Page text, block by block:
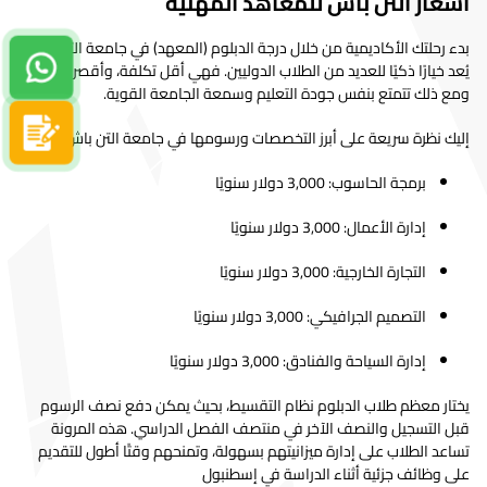
الكبيرة
إدارة أعمال التركية 5,865.00$
5,571.75$
هندسة
الكهرباء و
الحاسوب
الإنجليزية 5,865.00$
5,571.75$
تصميم أزياء التركية 5,865.00$
المالي
التركية 5,865.00$
علم الأنسجة
التركية 5,865.00$
وإدارة
البيانات
الكبيرة
التركية 5,865.00$
تكنولوجيا
المعلومات
التركية 5,865.00$
5,571.75$
بدء رحلتك الأكاديمية من خلال درجة الدبلوم (المعهد) في جامعة التن باش
يُعد خيارًا ذكيًا للعديد من الطلاب الدوليين. فهي أقل تكلفة، وأقصر مدة،
ومع ذلك تتمتع بنفس جودة التعليم وسمعة الجامعة القوية.
إليك نظرة سريعة على أبرز التخصصات ورسومها في جامعة التن باش:
برمجة الحاسوب: 3,000 دولار سنويًا
إدارة الأعمال: 3,000 دولار سنويًا
التجارة الخارجية: 3,000 دولار سنويًا
التصميم الجرافيكي: 3,000 دولار سنويًا
إدارة السياحة والفنادق: 3,000 دولار سنويًا
يختار معظم طلاب الدبلوم نظام التقسيط، بحيث يمكن دفع نصف الرسوم
قبل التسجيل والنصف الآخر في منتصف الفصل الدراسي. هذه المرونة
تساعد الطلاب على إدارة ميزانيتهم بسهولة، وتمنحهم وقتًا أطول للتقديم
على وظائف جزئية أثناء الدراسة في إسطنبول
دردشة واتساب
سجل الآن